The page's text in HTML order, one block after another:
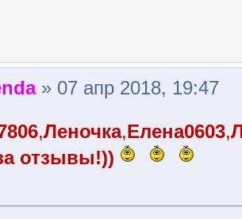
» 07 апр 2018, 19:47
,Леночка,Елена0603,
отзывы!))